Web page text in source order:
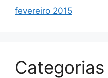
fevereiro 2015
Categorias